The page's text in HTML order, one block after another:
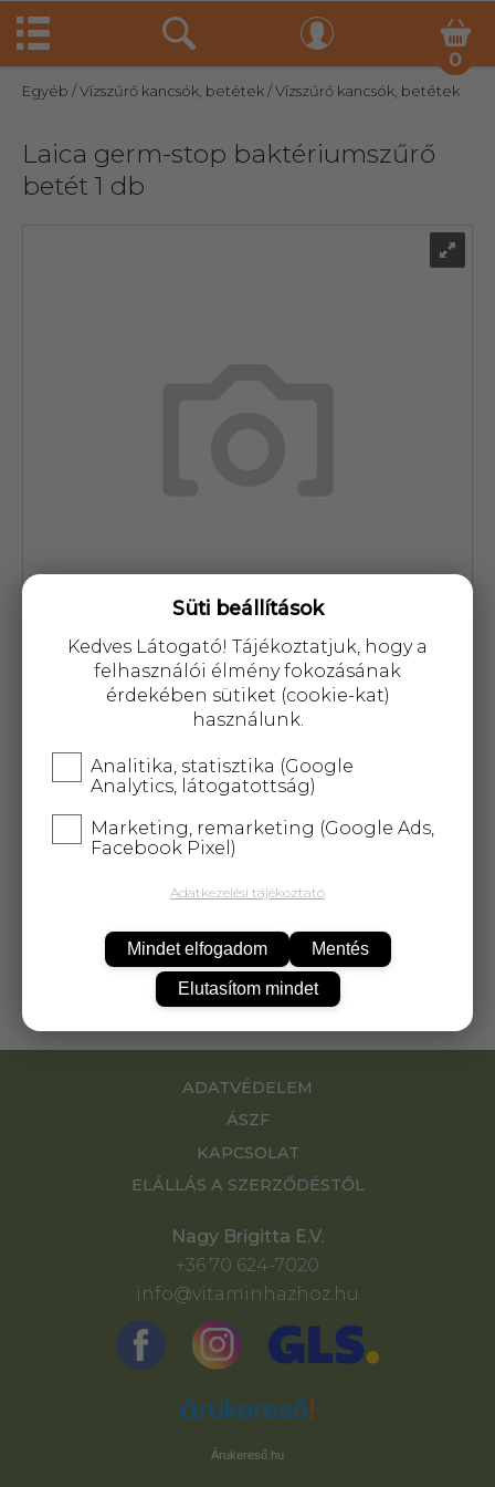
0
Egyéb / Vízszűrő kancsók, betétek/ Vízszűrő kancsók, betétek
Laica germ-stop baktériumszűrő
betét 1 db
Cikkszám: 55733
6 389 Ft
KOSÁRBA
ADATVÉDELEM
ÁSZF
KAPCSOLAT
ELÁLLÁS A SZERZŐDÉSTŐL
Nagy Brigitta E.V.
+36 70 624-7020
info@vitaminhazhoz.hu
Árukereső.hu
Süti beállítások
Kedves Látogató! Tájékoztatjuk, hogy a
felhasználói élmény fokozásának
érdekében sütiket (cookie-kat)
használunk.
Analitika, statisztika (Google
Analytics, látogatottság)
Marketing, remarketing (Google Ads,
Facebook Pixel)
Adatkezelési tájékoztató
Mindet elfogadom Mentés
Elutasítom mindet